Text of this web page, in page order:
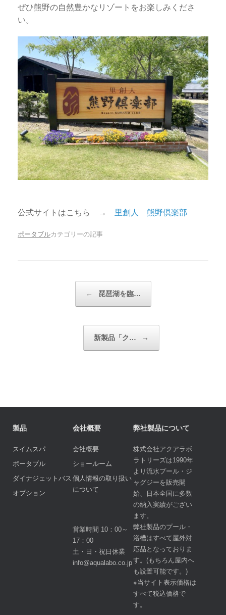
ぜひ熊野の自然豊かなリゾートをお楽しみくださ
い。
公式サイトはこちら → 里創人 熊野倶楽部
ポータブルカテゴリーの記事
投稿ナビゲーション← 琵琶湖を臨…
新製品「ク… →
製品
スイムスパ
ポータブル
ダイナジェットバス
オプション
会社概要
会社概要
ショールーム
個人情報の取り扱い
について
営業時間 10：00～
17：00
土・日・祝日休業
info@aqualabo.co.jp
弊社製品について
株式会社アクアラボ
ラトリーズは1990年
より流水プール・ジ
ャグジーを販売開
始、日本全国に多数
の納入実績がござい
ます。
弊社製品のプール・
浴槽はすべて屋外対
応品となっておりま
す。(もちろん屋内へ
も設置可能です。)
※当サイト表示価格は
すべて税込価格で
す。